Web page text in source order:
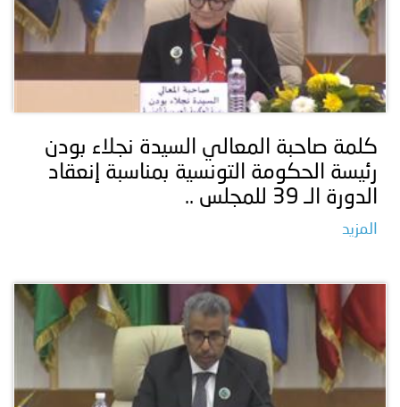
كلمة صاحبة المعالي السيدة نجلاء بودن
رئيسة الحكومة التونسية بمناسبة إنعقاد
الدورة الـ 39 للمجلس ..
المزيد